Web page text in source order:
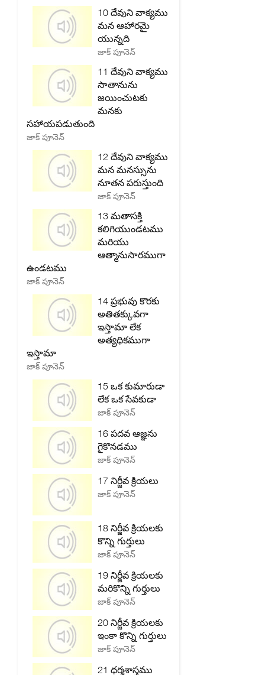
10 దేవుని వాక్యము
మన ఆహారమై
యున్నది
జాక్ పూనెన్
11 దేవుని వాక్యము
సాతానును
జయించుటకు
మనకు
సహాయపడుతుంది
జాక్ పూనెన్
12 దేవుని వాక్యము
మన మనస్సును
నూతన పరుస్తుంది
జాక్ పూనెన్
13 మతాసక్తి
కలిగియుండటము
మరియు
ఆత్మానుసారముగా
ఉండటము
జాక్ పూనెన్
14 ప్రభువు కొరకు
అతితక్కువగా
ఇస్తామా లేక
అత్యధికముగా
ఇస్తామా
జాక్ పూనెన్
15 ఒక కుమారుడా
లేక ఒక సేవకుడా
జాక్ పూనెన్
16 పదవ ఆజ్ఞను
గైకొనడము
జాక్ పూనెన్
17 నిర్జీవ క్రియలు
జాక్ పూనెన్
18 నిర్జీవ క్రియలకు
కొన్ని గుర్తులు
జాక్ పూనెన్
19 నిర్జీవ క్రియలకు
మరికొన్ని గుర్తులు
జాక్ పూనెన్
20 నిర్జీవ క్రియలకు
ఇంకా కొన్ని గుర్తులు
జాక్ పూనెన్
21 ధర్మశాస్త్రము